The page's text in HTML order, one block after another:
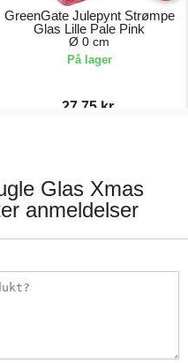
GreenGate Julepynt Strømpe
Glas Lille Pale Pink
Ø 0 cm
På lager
27,75 kr.
Glas Xmas
anmeldelser